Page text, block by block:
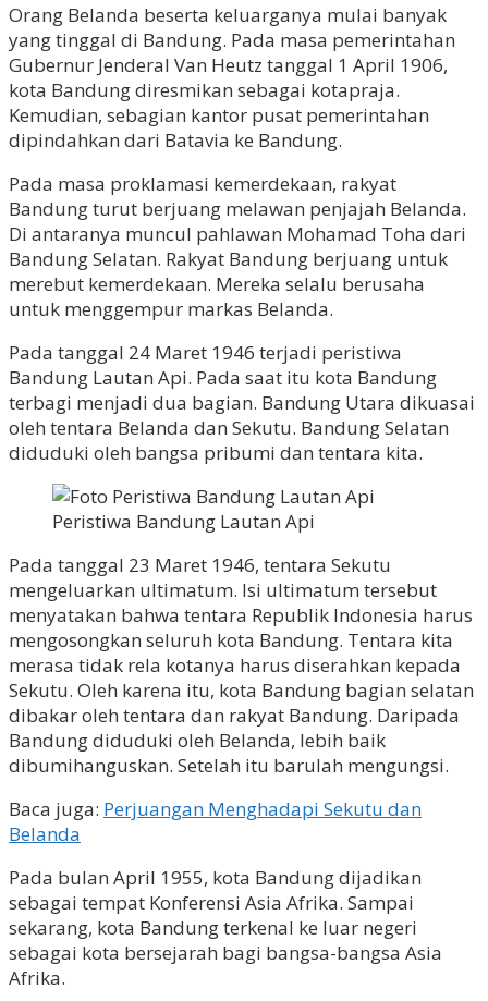
Orang Belanda beserta keluarganya mulai banyak
yang tinggal di Bandung. Pada masa pemerintahan
Gubernur Jenderal Van Heutz tanggal 1 April 1906,
kota Bandung diresmikan sebagai kotapraja.
Kemudian, sebagian kantor pusat pemerintahan
dipindahkan dari Batavia ke Bandung.
Pada masa proklamasi kemerdekaan, rakyat
Bandung turut berjuang melawan penjajah Belanda.
Di antaranya muncul pahlawan Mohamad Toha dari
Bandung Selatan. Rakyat Bandung berjuang untuk
merebut kemerdekaan. Mereka selalu berusaha
untuk menggempur markas Belanda.
Pada tanggal 24 Maret 1946 terjadi peristiwa
Bandung Lautan Api. Pada saat itu kota Bandung
terbagi menjadi dua bagian. Bandung Utara dikuasai
oleh tentara Belanda dan Sekutu. Bandung Selatan
diduduki oleh bangsa pribumi dan tentara kita.
Peristiwa Bandung Lautan Api
Pada tanggal 23 Maret 1946, tentara Sekutu
mengeluarkan ultimatum. Isi ultimatum tersebut
menyatakan bahwa tentara Republik Indonesia harus
mengosongkan seluruh kota Bandung. Tentara kita
merasa tidak rela kotanya harus diserahkan kepada
Sekutu. Oleh karena itu, kota Bandung bagian selatan
dibakar oleh tentara dan rakyat Bandung. Daripada
Bandung diduduki oleh Belanda, lebih baik
dibumihanguskan. Setelah itu barulah mengungsi.
Baca juga: Perjuangan Menghadapi Sekutu dan
Belanda
Pada bulan April 1955, kota Bandung dijadikan
sebagai tempat Konferensi Asia Afrika. Sampai
sekarang, kota Bandung terkenal ke luar negeri
sebagai kota bersejarah bagi bangsa-bangsa Asia
Afrika.